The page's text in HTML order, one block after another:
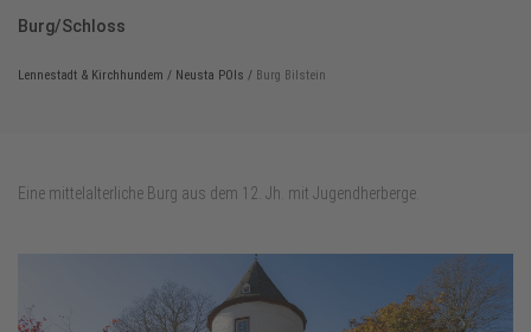
Burg/Schloss
Lennestadt & Kirchhundem / Neusta POIs / Burg Bilstein
Eine mittelalterliche Burg aus dem 12. Jh. mit Jugendherberge.